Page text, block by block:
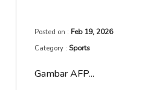
Posted on :Feb 19, 2026
Category :Sports
Gambar AFP...